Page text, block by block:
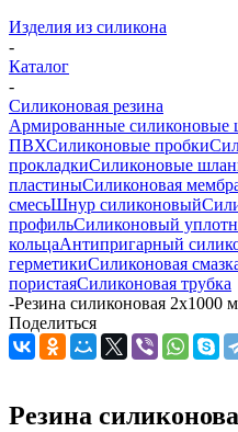
Изделия из силикона
-
Каталог
-
Силиконовая резина
Армированные силиконовые
ПВХСиликоновые пробки
прокладкиСиликоновые
пластиныСиликоновая
смесьШнур силиконовый
профильСиликоновый
кольцаАнтипригарный
герметикиСиликоновая
пористаяСиликоновая трубка
-Резина силиконовая 2х1000
Поделиться
Резина